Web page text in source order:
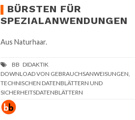
BÜRSTEN FÜR
SPEZIALANWENDUNGEN
Aus Naturhaar.
DOWNLOAD VON GEBRAUCHSANWEISUNGEN,
TECHNISCHEN DATENBLÄTTERN UND
SICHERHEITSDATENBLÄTTERN